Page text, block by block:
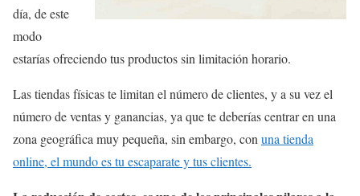
día, de este
modo
estarías ofreciendo tus productos sin limitación horario.
Las tiendas físicas te limitan el número de clientes, y a su vez el
número de ventas y ganancias, ya que te deberías centrar en una
zona geográfica muy pequeña, sin embargo, con una tienda
online, el mundo es tu escaparate y tus clientes.